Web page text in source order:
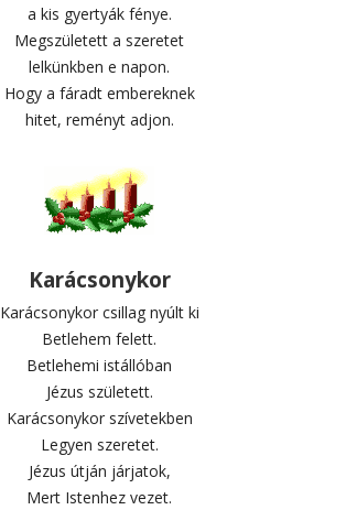
a kis gyertyák fénye.
Megszületett a szeretet
lelkünkben e napon.
Hogy a fáradt embereknek
hitet, reményt adjon.
Karácsonykor
Karácsonykor csillag nyúlt ki
Betlehem felett.
Betlehemi istállóban
Jézus született.
Karácsonykor szívetekben
Legyen szeretet.
Jézus útján járjatok,
Mert Istenhez vezet.